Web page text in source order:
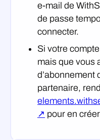
e-mail de
de passe
connecter.
Si votre
mais que vous
d’abonnement
partenaire,
↗ pour en